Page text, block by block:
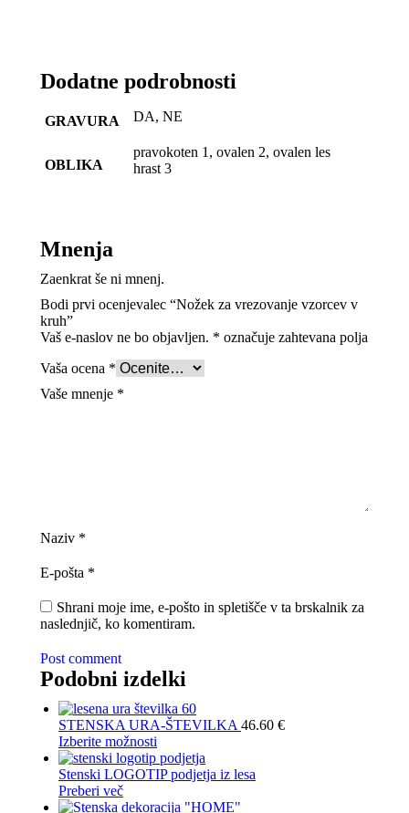
Dodatne podrobnosti
GRAVURA DA, NE
OBLIKA
pravokoten 1, ovalen 2, ovalen les
hrast 3
Mnenja
Zaenkrat še ni mnenj.
Bodi prvi ocenjevalec “Nožek za vrezovanje vzorcev v
kruh”
Vaš e-naslov ne bo objavljen. * označuje zahtevana polja
Vaša ocena *
Vaše mnenje *
Naziv *
E-pošta *
Shrani moje ime, e-pošto in spletišče v ta brskalnik za
naslednjič, ko komentiram.
Post comment
Podobni izdelki
STENSKA URA-ŠTEVILKA 46.60 €
Izberite možnosti
Stenski LOGOTIP podjetja iz lesa
Preberi več